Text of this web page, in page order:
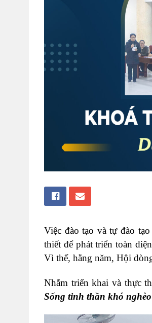
Việc đào tạo và tự đào
thiết để phát triển toàn
Vì thế, hằng năm, Hội
Nhằm triển khai và thực
Sống tinh thần khó